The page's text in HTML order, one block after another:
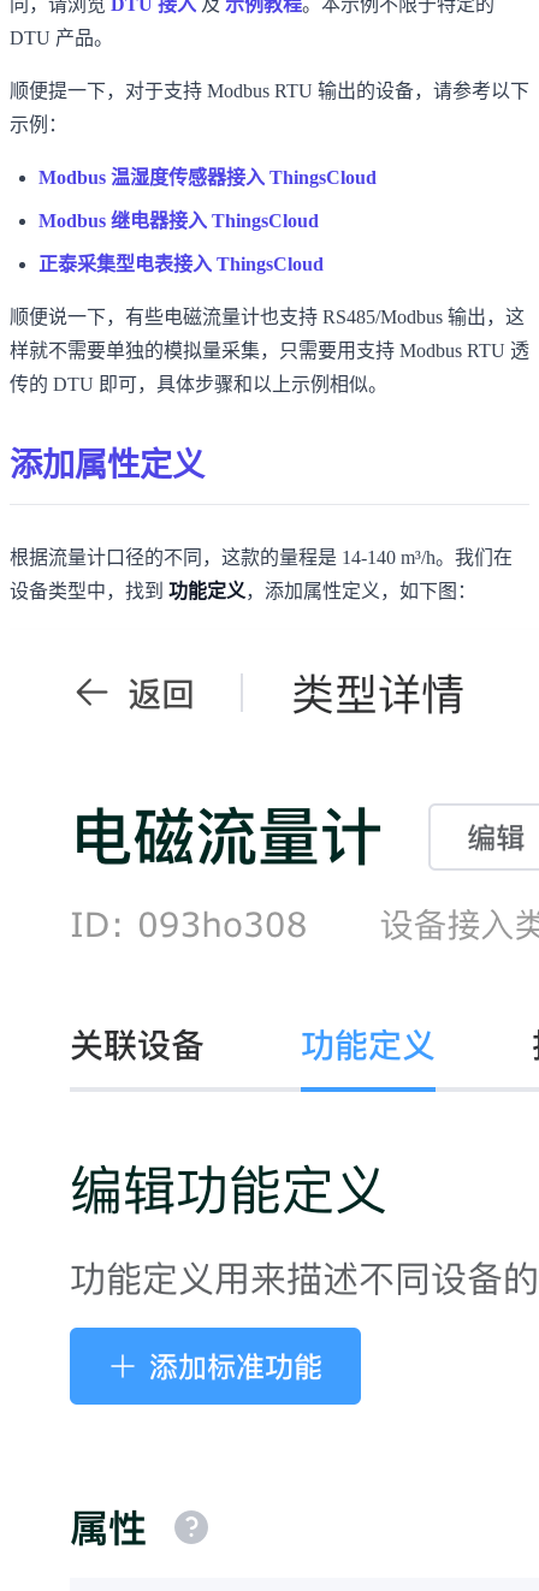
同，请浏览 DTU 接入 及 示例教程。本示例不限于特定的
DTU 产品。
顺便提一下，对于支持 Modbus RTU 输出的设备，请参考以下
示例：
Modbus 温湿度传感器接入 ThingsCloud
Modbus 继电器接入 ThingsCloud
正泰采集型电表接入 ThingsCloud
顺便说一下，有些电磁流量计也支持 RS485/Modbus 输出，这
样就不需要单独的模拟量采集，只需要用支持 Modbus RTU 透
传的 DTU 即可，具体步骤和以上示例相似。
添加属性定义
根据流量计口径的不同，这款的量程是 14-140 m³/h。我们在
设备类型中，找到 功能定义，添加属性定义，如下图：